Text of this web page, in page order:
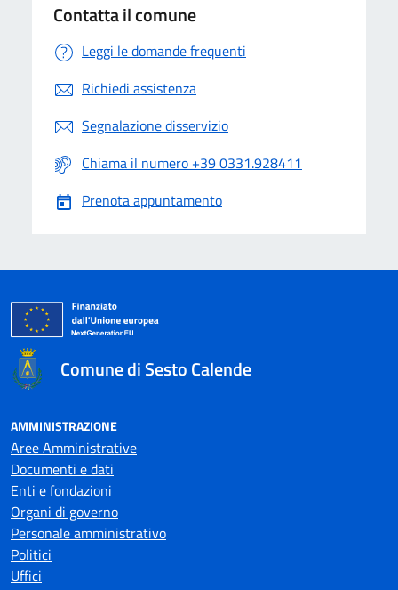
Contatta il comune
Leggi le domande frequenti
Richiedi assistenza
Segnalazione disservizio
Chiama il numero +39 0331.928411
Prenota appuntamento
Comune di Sesto Calende
AMMINISTRAZIONE
Aree Amministrative
Documenti e dati
Enti e fondazioni
Organi di governo
Personale amministrativo
Politici
Uffici